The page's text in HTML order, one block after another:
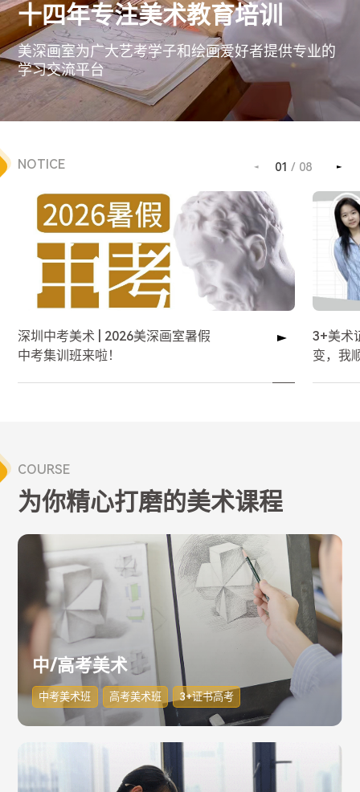
十四年专注美术教育培训
美深画室为广大艺考学子和绘画爱好者提供专业的
学习交流平台
NOTICE 01 / 08
深圳中考美术 | 2026美深画室暑假
中考集训班来啦！
3+美术
变，我
COURSE
为你精心打磨的美术课程
中/高考美术
中考美术班 高考美术班 3+证书高考